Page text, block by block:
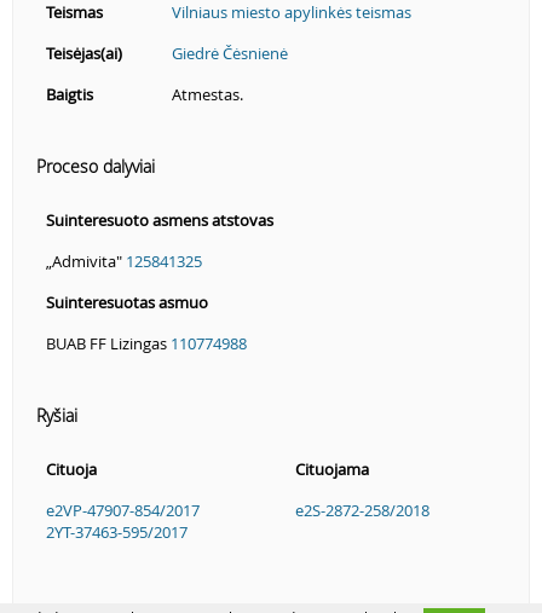
Teismas
Vilniaus miesto apylinkės teismas
Teisėjas(ai)
Giedrė Čėsnienė
Baigtis
Atmestas.
Proceso dalyviai
Suinteresuoto asmens atstovas
„Admivita" 125841325
Suinteresuotas asmuo
BUAB FF Lizingas 110774988
Ryšiai
Cituoja
Cituojama
e2VP-47907-854/2017
2YT-37463-595/2017
e2S-2872-258/2018